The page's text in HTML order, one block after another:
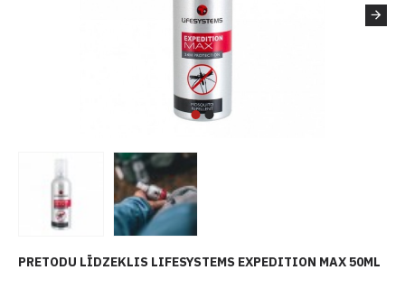
PRETODU LĪDZEKLIS LIFESYSTEMS EXPEDITION MAX 50ML